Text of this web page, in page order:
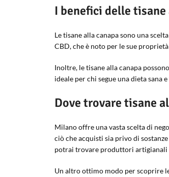
I benefici delle tisane
Le tisane alla canapa sono una
CBD, che è noto per le sue
Inoltre, le tisane alla canapa
ideale per chi segue una dieta
Dove trovare tisane
Milano offre una vasta scelta di
ciò che acquisti sia privo di
potrai trovare produttori artigianali
Un altro ottimo modo per scoprire